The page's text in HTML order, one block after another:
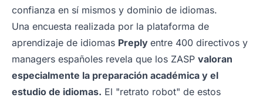
confianza en sí mismos y dominio de idiomas.
Una encuesta realizada por la plataforma de
aprendizaje de idiomas Preply entre 400 directivos y
managers españoles revela que los ZASP valoran
especialmente la preparación académica y el
estudio de idiomas. El "retrato robot" de estos